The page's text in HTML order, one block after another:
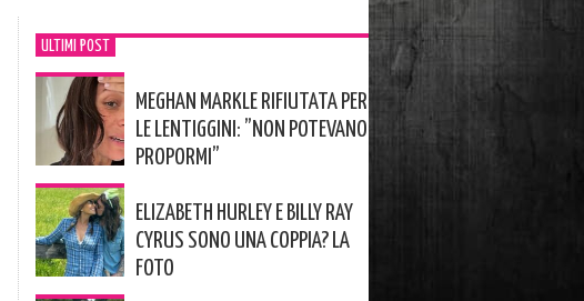
ULTIMI POST
MEGHAN MARKLE RIFIUTATA PER
LE LENTIGGINI: ”NON POTEVANO
PROPORMI”
ELIZABETH HURLEY E BILLY RAY
CYRUS SONO UNA COPPIA? LA
FOTO